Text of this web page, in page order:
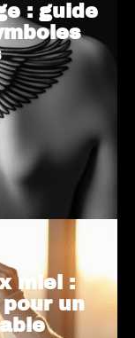
: guide
miel :
un